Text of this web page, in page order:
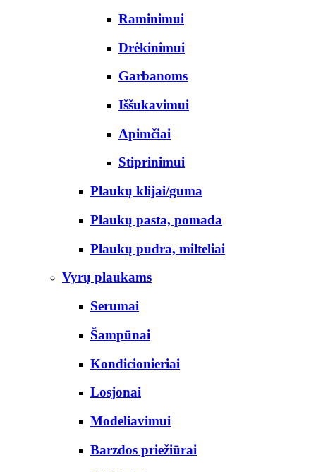
Raminimui
Drėkinimui
Garbanoms
Iššukavimui
Apimčiai
Stiprinimui
Plaukų klijai/guma
Plaukų pasta, pomada
Plaukų pudra, milteliai
Vyrų plaukams
Serumai
Šampūnai
Kondicionieriai
Losjonai
Modeliavimui
Barzdos priežiūrai